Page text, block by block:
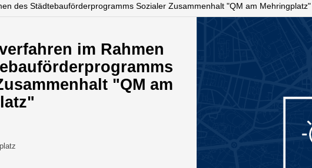
des Städtebauförderprogramms Sozialer Zusammenhalt "QM am Mehringplatz"
im Rahmen
"QM am